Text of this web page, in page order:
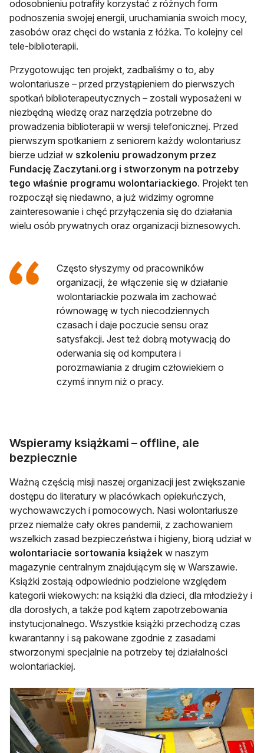
odosobnieniu potrafiły korzystać z różnych form
podnoszenia swojej energii, uruchamiania swoich mocy,
zasobów oraz chęci do wstania z łóżka. To kolejny cel
tele-biblioterapii.
Przygotowując ten projekt, zadbaliśmy o to, aby
wolontariusze – przed przystąpieniem do pierwszych
spotkań biblioterapeutycznych – zostali wyposażeni w
niezbędną wiedzę oraz narzędzia potrzebne do
prowadzenia biblioterapii w wersji telefonicznej. Przed
pierwszym spotkaniem z seniorem każdy wolontariusz
bierze udział w szkoleniu prowadzonym przez
Fundację Zaczytani.org i stworzonym na potrzeby
tego właśnie programu wolontariackiego. Projekt ten
rozpoczął się niedawno, a już widzimy ogromne
zainteresowanie i chęć przyłączenia się do działania
wielu osób prywatnych oraz organizacji biznesowych.
Często słyszymy od pracowników
organizacji, że włączenie się w działanie
wolontariackie pozwala im zachować
równowagę w tych niecodziennych
czasach i daje poczucie sensu oraz
satysfakcji. Jest też dobrą motywacją do
oderwania się od komputera i
porozmawiania z drugim człowiekiem o
czymś innym niż o pracy.
Wspieramy książkami – offline, ale
bezpiecznie
Ważną częścią misji naszej organizacji jest zwiększanie
dostępu do literatury w placówkach opiekuńczych,
wychowawczych i pomocowych. Nasi wolontariusze
przez niemalże cały okres pandemii, z zachowaniem
wszelkich zasad bezpieczeństwa i higieny, biorą udział w
wolontariacie sortowania książek w naszym
magazynie centralnym znajdującym się w Warszawie.
Książki zostają odpowiednio podzielone względem
kategorii wiekowych: na książki dla dzieci, dla młodzieży i
dla dorosłych, a także pod kątem zapotrzebowania
instytucjonalnego. Wszystkie książki przechodzą czas
kwarantanny i są pakowane zgodnie z zasadami
stworzonymi specjalnie na potrzeby tej działalności
wolontariackiej.